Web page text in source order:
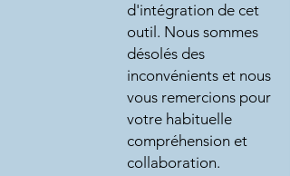
d'intégration de cet
outil. Nous sommes
désolés des
inconvénients et nous
vous remercions pour
votre habituelle
compréhension et
collaboration.